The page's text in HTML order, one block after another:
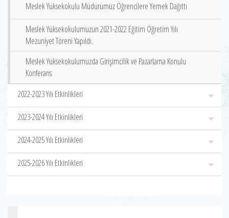
Meslek Yüksekokulu Müdürümüz Öğrencilere Yemek Dağıttı
Meslek Yüksekokulumuzun 2021-2022 Eğitim Öğretim Yılı
Mezuniyet Töreni Yapıldı.
Meslek Yüksekokulumuzda Girişimcilik ve Pazarlama Konulu
Konferans
2022-2023 Yılı Etkinlikleri
2023-2024 Yılı Etkinlikleri
2024-2025 Yılı Etkinlikleri
2025-2026 Yılı Etkinlikleri